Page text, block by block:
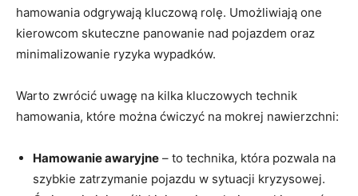
hamowania odgrywają kluczową rolę. Umożliwiają one
kierowcom skuteczne panowanie nad pojazdem oraz
minimalizowanie ryzyka wypadków.
Warto zwrócić uwagę na kilka kluczowych technik
hamowania, które można ćwiczyć na mokrej nawierzchni:
Hamowanie awaryjne – to technika, która pozwala na
szybkie zatrzymanie pojazdu w sytuacji kryzysowej.